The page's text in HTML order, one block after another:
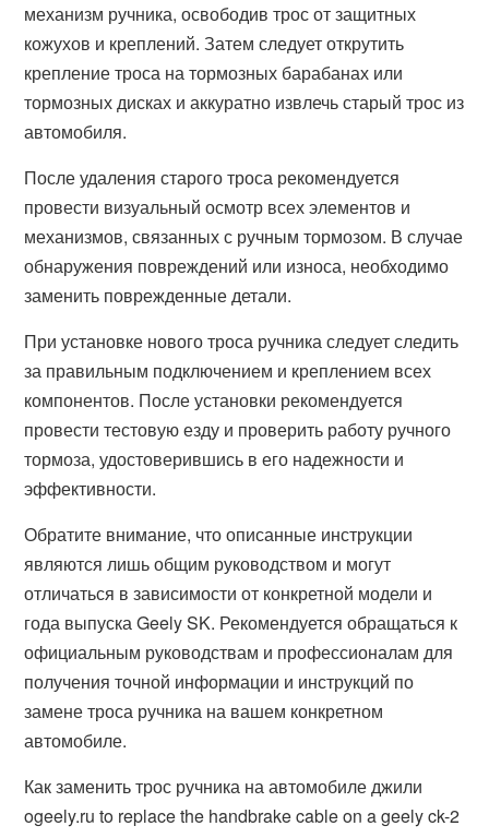
механизм ручника, освободив трос от защитных
кожухов и креплений. Затем следует открутить
крепление троса на тормозных барабанах или
тормозных дисках и аккуратно извлечь старый трос из
автомобиля.
После удаления старого троса рекомендуется
провести визуальный осмотр всех элементов и
механизмов, связанных с ручным тормозом. В случае
обнаружения повреждений или износа, необходимо
заменить поврежденные детали.
При установке нового троса ручника следует следить
за правильным подключением и креплением всех
компонентов. После установки рекомендуется
провести тестовую езду и проверить работу ручного
тормоза, удостоверившись в его надежности и
эффективности.
Обратите внимание, что описанные инструкции
являются лишь общим руководством и могут
отличаться в зависимости от конкретной модели и
года выпуска Geely SK. Рекомендуется обращаться к
официальным руководствам и профессионалам для
получения точной информации и инструкций по
замене троса ручника на вашем конкретном
автомобиле.
Как заменить трос ручника на автомобиле джили
ogeely.ru to replace the handbrake cable on a geely ck-2